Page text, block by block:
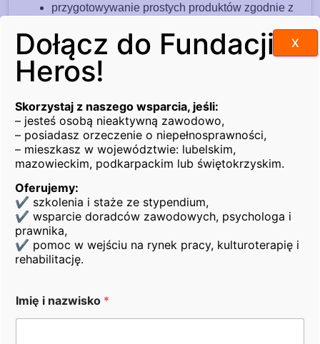
przygotowywanie prostych produktów zgodnie z
Wymagania na stanowisku:
orzeczenie o stopniu niepełnosprawności,
mile widziane doświadczenie w handlu,
gastronomii lub obsłudze klienta,
aktualne orzeczenie do celów sanitarno-
epidemiologicznych lub gotowość do jego
wyrobienia,
komunikatywność i wysoka kultura osobista,
pozytywne nastawienie do klienta oraz
umiejętność pracy w zespole,
dobra organizacja pracy oraz umiejętność pracy
pod presją czasu,
dodatkowym atutem.
Dołącz do Fundacji
Heros!
Skorzystaj z naszego wsparcia, jeśli:
– jesteś osobą nieaktywną zawodowo,
– posiadasz orzeczenie o niepełnosprawności,
– mieszkasz w województwie: lubelskim,
mazowieckim, podkarpackim lub świętokrzyskim.
Oferujemy:
✔ szkolenia i staże ze stypendium,
✔ wsparcie doradców zawodowych, psychologa i
prawnika,
✔ pomoc w wejściu na rynek pracy, kulturoterapię i
rehabilitację.
Imię i nazwisko *
X